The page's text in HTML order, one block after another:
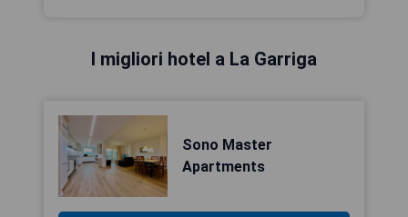
I migliori hotel a La Garriga
Sono Master
Apartments